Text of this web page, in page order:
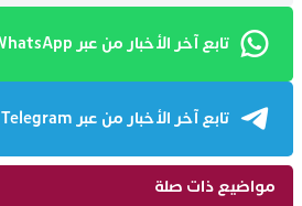
تابع آخر الأخبار من عبر WhatsApp
تابع آخر الأخبار من عبر Telegram
مواضيع ذات صلة